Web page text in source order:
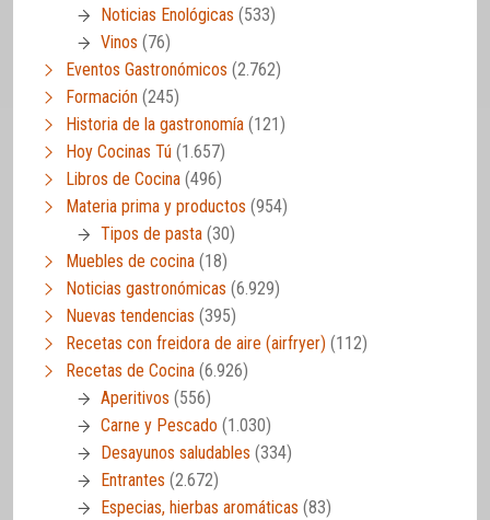
Noticias Enológicas (533)
Vinos (76)
Eventos Gastronómicos (2.762)
Formación (245)
Historia de la gastronomía (121)
Hoy Cocinas Tú (1.657)
Libros de Cocina (496)
Materia prima y productos (954)
Tipos de pasta (30)
Muebles de cocina (18)
Noticias gastronómicas (6.929)
Nuevas tendencias (395)
Recetas con freidora de aire (airfryer) (112)
Recetas de Cocina (6.926)
Aperitivos (556)
Carne y Pescado (1.030)
Desayunos saludables (334)
Entrantes (2.672)
Especias, hierbas aromáticas (83)